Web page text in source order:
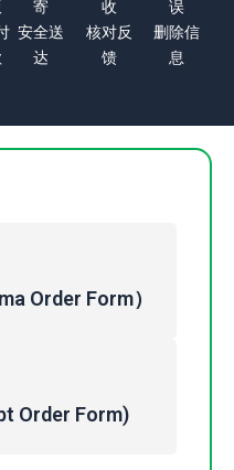
寄
安全送
达
收
核对反
馈
误
删除信
息
Order Form）
Order Form)